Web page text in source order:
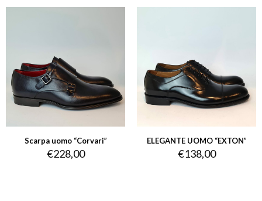
Scarpa uomo “Corvari”
€228,00
ELEGANTE UOMO “EXTON”
€138,00